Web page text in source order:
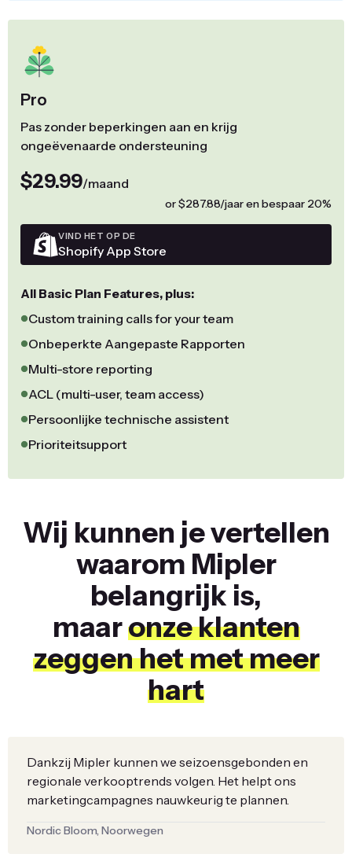
Pro
Pas zonder beperkingen aan en krijg
ongeëvenaarde ondersteuning
$29.99/maand
or $287.88/jaar en bespaar 20%
VIND HET OP DE
Shopify App Store
All Basic Plan Features, plus:
Custom training calls for your team
Onbeperkte Aangepaste Rapporten
Multi-store reporting
ACL (multi-user, team access)
Persoonlijke technische assistent
Prioriteitsupport
Wij kunnen je vertellen
waarom Mipler
belangrijk is,
maaronze klanten
zeggen het met meer
hart
Dankzij Mipler kunnen we seizoensgebonden en
regionale verkooptrends volgen. Het helpt ons
marketingcampagnes nauwkeurig te plannen.
Nordic Bloom, Noorwegen